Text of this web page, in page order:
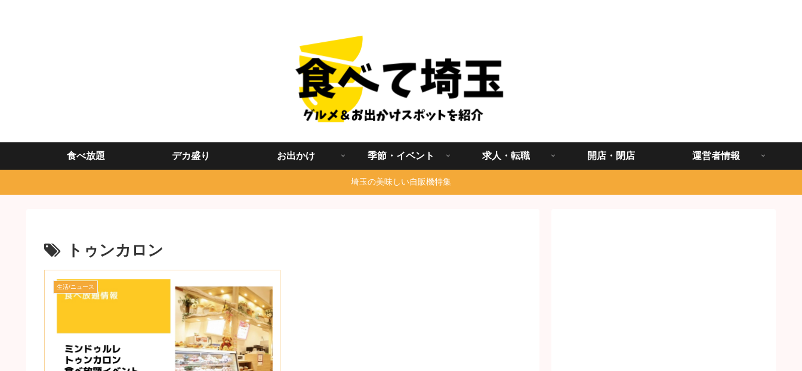
食べ放題 デカ盛り お出かけ 季節・イベント 求人・転職 開店・閉店 運営者情報
埼玉の美味しい自販機特集
トゥンカロン
生活/ニュース